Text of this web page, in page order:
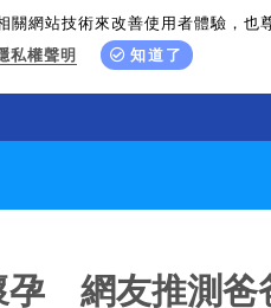
網站技術來改善使用者體驗，也
私權聲明
知道了
孕 網友推測爸